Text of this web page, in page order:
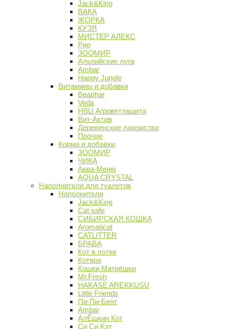
Jack&King
ВАКА
ЖОРКА
КУЗЯ
МИСТЕР АЛЕКС
Рио
ЗООМИР
Альпийские луга
Ambar
Happy Jungle
Витамины и добавки
Beaphar
Veda
НВЦ Агроветзащита
Вит-Актив
Деревенские лакомства
Прочие
Корма и добавки
ЗООМИР
ЧИКА
Аква-Меню
AQUA CRYSTAL
Наполнители для туалетов
Наполнители
Jack&King
Cat safe
СИБИРСКАЯ КОШКА
Aromaticat
CATLITTER
БРАВА
Кот в лотке
Котяра
Кошки Матрёшки
Mr.Fresh
HAKASE AREKKUSU
Little Friends
Пи-Пи-Бент
Ambar
АлЁшкин Кот
Си Си Кэт